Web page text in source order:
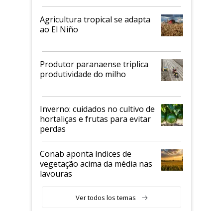
Agricultura tropical se adapta
ao El Niño
Produtor paranaense triplica
produtividade do milho
Inverno: cuidados no cultivo de
hortaliças e frutas para evitar
perdas
Conab aponta índices de
vegetação acima da média nas
lavouras
Ver todos los temas